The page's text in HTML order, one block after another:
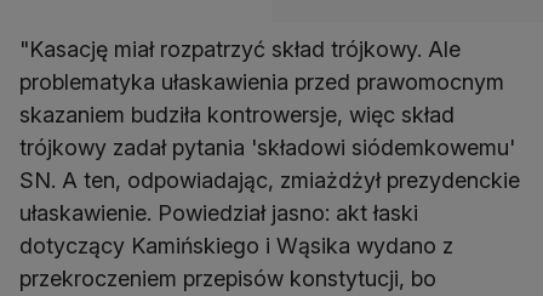
"Kasację miał rozpatrzyć skład trójkowy. Ale
problematyka ułaskawienia przed prawomocnym
skazaniem budziła kontrowersje, więc skład
trójkowy zadał pytania 'składowi siódemkowemu'
SN. A ten, odpowiadając, zmiażdżył prezydenckie
ułaskawienie. Powiedział jasno: akt łaski
dotyczący Kamińskiego i Wąsika wydano z
przekroczeniem przepisów konstytucji, bo